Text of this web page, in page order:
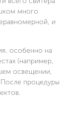
много
и
особенно на
(например,
освещении,
После процедуры